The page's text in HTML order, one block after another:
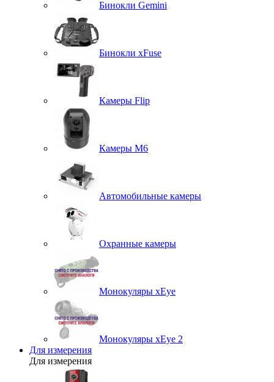
Бинокли Gemini
Бинокли xFuse
Камеры Flip
Камеры M6
Автомобильные камеры
Охранные камеры
Монокуляры xEye
Монокуляры xEye 2
Для измерения
Для измерения